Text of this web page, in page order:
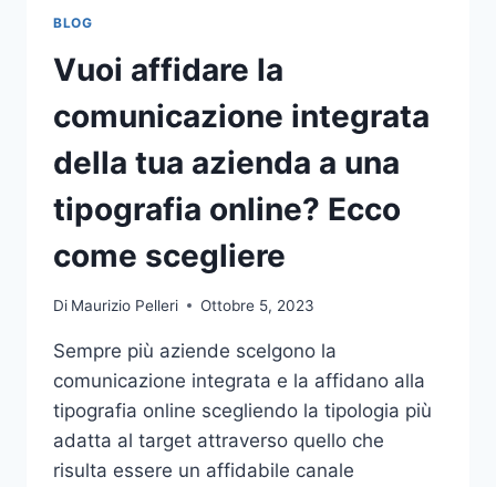
BLOG
Vuoi affidare la
comunicazione integrata
della tua azienda a una
tipografia online? Ecco
come scegliere
Di Maurizio Pelleri Ottobre 5, 2023
Sempre più aziende scelgono la
comunicazione integrata e la affidano alla
tipografia online scegliendo la tipologia più
adatta al target attraverso quello che
risulta essere un affidabile canale